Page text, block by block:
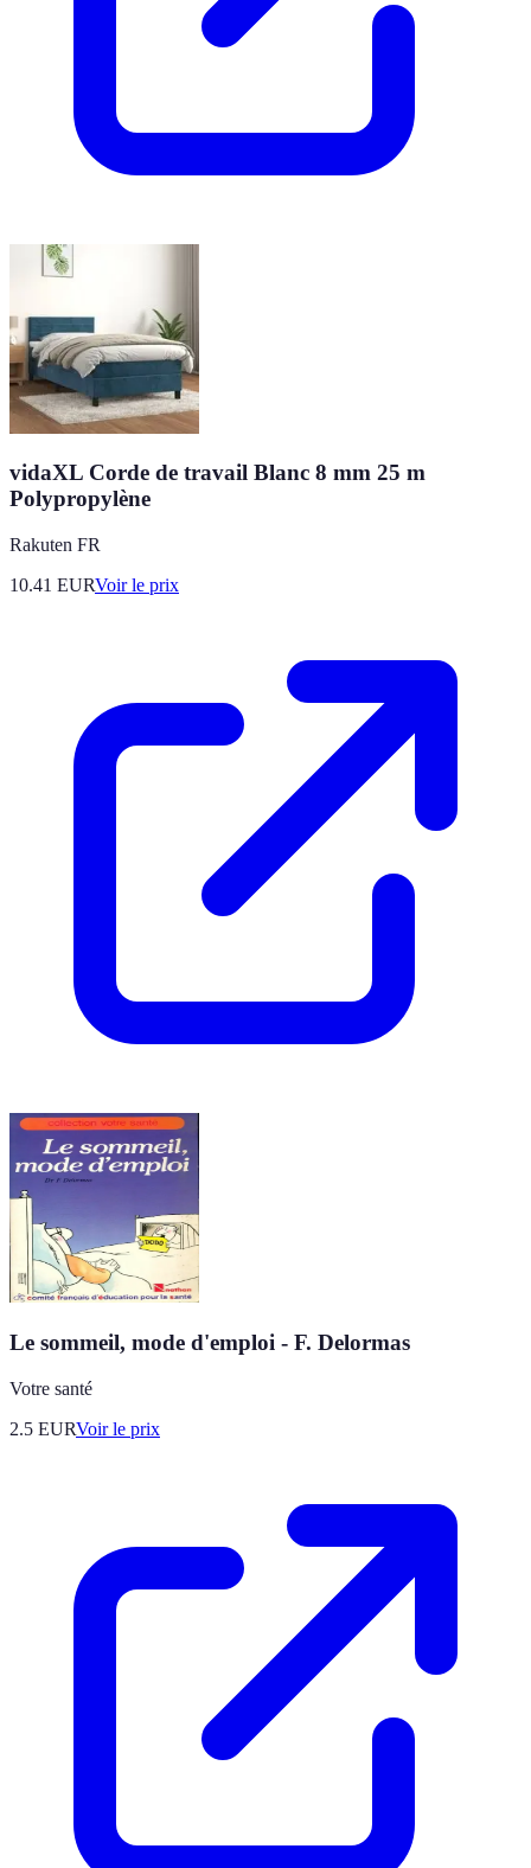
vidaXL Corde de travail Blanc 8 mm 25 m
Polypropylène
Rakuten FR
10.41 EURVoir le prix
Le sommeil, mode d'emploi - F. Delormas
Votre santé
2.5 EURVoir le prix